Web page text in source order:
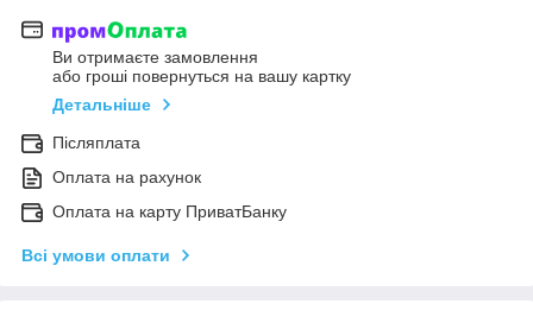
Ви отримаєте замовлення
або гроші повернуться на вашу картку
Детальніше
Післяплата
Оплата на рахунок
Оплата на карту ПриватБанку
Всі умови оплати